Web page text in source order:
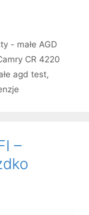
- małe AGD
CR 4220
agd test,
–